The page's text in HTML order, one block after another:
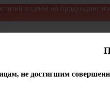
и цены на продукцию
не достигшим